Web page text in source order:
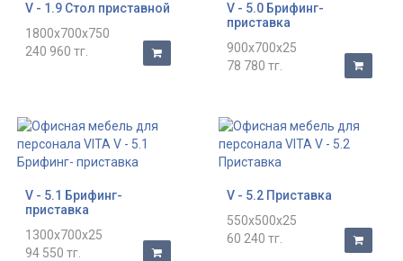
V - 1.9 Стол приставной
1800x700x750
240 960 тг.
V - 5.0 Брифинг-
приставка
900x700x25
78 780 тг.
V - 5.1 Брифинг-
приставка
1300x700x25
94 550 тг.
V - 5.2 Приставка
550x500x25
60 240 тг.